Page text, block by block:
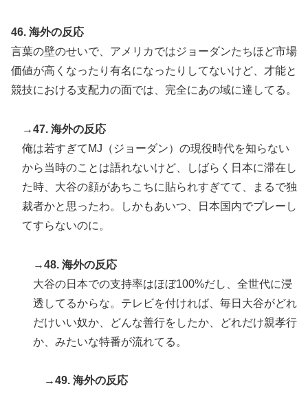
46. 海外の反応
言葉の壁のせいで、アメリカではジョーダンたちほど市場
価値が高くなったり有名になったりしてないけど、才能と
競技における支配力の面では、完全にあの域に達してる。
→47. 海外の反応
俺は若すぎてMJ（ジョーダン）の現役時代を知らない
から当時のことは語れないけど、しばらく日本に滞在し
た時、大谷の顔があちこちに貼られすぎてて、まるで独
裁者かと思ったわ。しかもあいつ、日本国内でプレーし
てすらないのに。
→48. 海外の反応
大谷の日本での支持率はほぼ100%だし、全世代に浸
透してるからな。テレビを付ければ、毎日大谷がどれ
だけいい奴か、どんな善行をしたか、どれだけ親孝行
か、みたいな特番が流れてる。
→49. 海外の反応